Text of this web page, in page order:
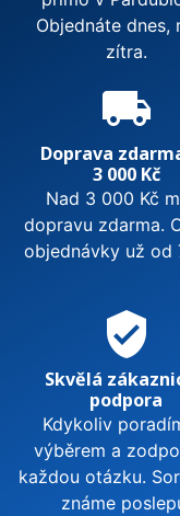
Objednáte dnes,
zítra.
local_shipping
Doprava
3 000 Kč
Nad 3 000 Kč
dopravu zdarma.
objednávky už od
verified_user
Skvělá
podpora
Kdykoliv
výběrem a
každou otázku.
známe